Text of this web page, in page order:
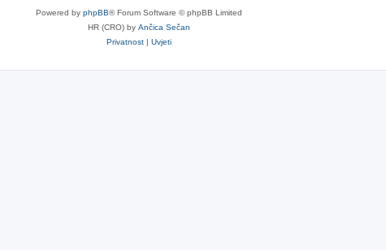
Powered by phpBB® Forum Software © phpBB Limited
HR (CRO) by Ančica Sečan
Privatnost | Uvjeti